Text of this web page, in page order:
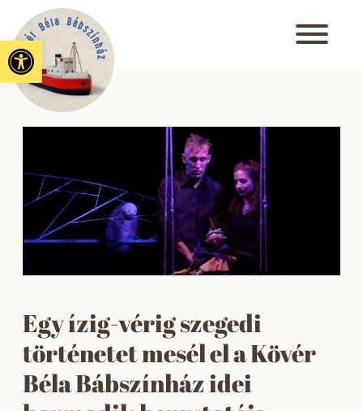
Eszköztár megnyitása
Egy ízig-vérig szegedi
történetet mesél el a Kövér
Béla Bábszínház idei